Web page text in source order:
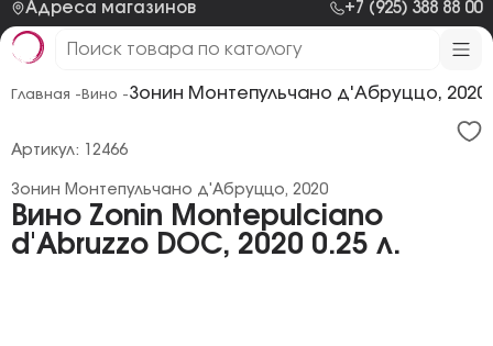
Адреса магазинов +7 (925) 388 88 00
Главная - Вино -Зонин Монтепульчано д'Абруццо, 2020
Вино Zonin Montepulciano
d'Abruzzo DOC, 2020 0.25 л.
Зонин Монтепульчано д'Абруццо, 2020
Артикул: 12466